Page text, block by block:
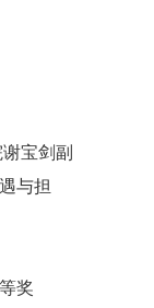
宝剑副
与担
奖